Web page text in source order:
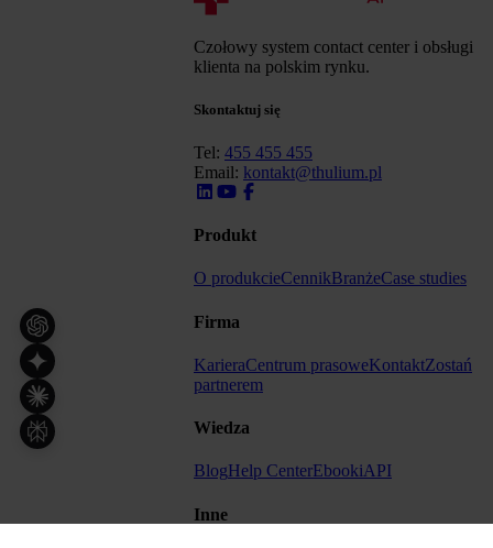
Czołowy system contact center i obsługi
klienta na polskim rynku.
Skontaktuj się
Tel: 455 455 455
Email: kontakt@thulium.pl
Produkt
O produkcieCennikBranżeCase studies
Firma
KarieraCentrum prasoweKontaktZostań
partnerem
Wiedza
BlogHelp CenterEbookiAPI
Inne